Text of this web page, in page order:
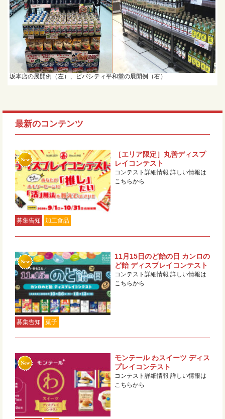
坂本店の展開例（左）、ビバシティ平和堂の展開例（右）
最新のコンテンツ
募集告知 加工食品
［エリア限定］丸善ディスプ
レイコンテスト
コンテスト詳細情報 詳しい情報は
こちらから
募集告知 菓子
11月15日のど飴の日 カンロの
ど飴 ディスプレイコンテスト
コンテスト詳細情報 詳しい情報は
こちらから
モンテール わスイーツ ディス
プレイコンテスト
コンテスト詳細情報 詳しい情報は
こちらから